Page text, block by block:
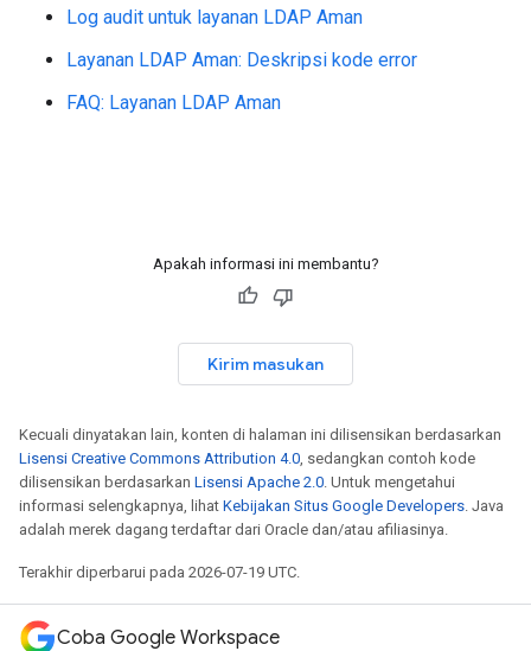
Log audit untuk layanan LDAP Aman
Layanan LDAP Aman: Deskripsi kode error
FAQ: Layanan LDAP Aman
Apakah informasi ini membantu?
Kirim masukan
Kecuali dinyatakan lain, konten di halaman ini dilisensikan berdasarkan
Lisensi Creative Commons Attribution 4.0 , sedangkan contoh kode
dilisensikan berdasarkan Lisensi Apache 2.0 . Untuk mengetahui
informasi selengkapnya, lihat Kebijakan Situs Google Developers . Java
adalah merek dagang terdaftar dari Oracle dan/atau afiliasinya.
Terakhir diperbarui pada 2026-07-19 UTC.
Coba Google Workspace